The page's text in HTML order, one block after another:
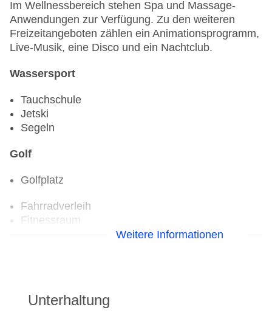
Im Wellnessbereich stehen Spa und Massage-
Anwendungen zur Verfügung. Zu den weiteren
Freizeitangeboten zählen ein Animationsprogramm,
Live-Musik, eine Disco und ein Nachtclub.
Wassersport
Tauchschule
Jetski
Segeln
Golf
Golfplatz
Fahrradverleih
Fitnessraum
Weitere Informationen
Unterhaltung